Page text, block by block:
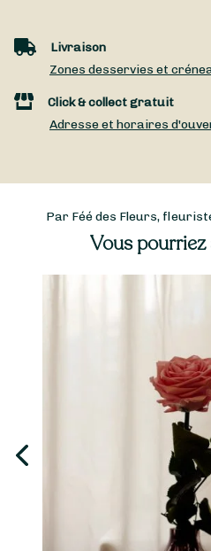
Livraison
Zones desservies et
Click & collect gratuit
Adresse et horaires
Par Féé des Fleurs,
Vous